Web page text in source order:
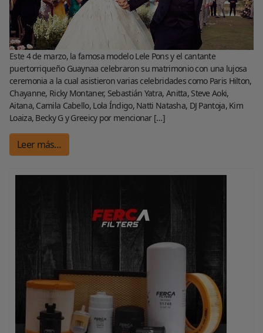
Este 4 de marzo, la famosa modelo Lele Pons y el cantante
puertorriqueño Guaynaa celebraron su matrimonio con una lujosa
ceremonia a la cual asistieron varias celebridades como Paris Hilton,
Chayanne, Ricky Montaner, Sebastián Yatra, Anitta, Steve Aoki,
Aitana, Camila Cabello, Lola Índigo, Natti Natasha, DJ Pantoja, Kim
Loaiza, Becky G y Greeicy por mencionar […]
Leer más…